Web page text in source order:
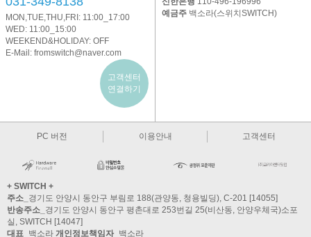
MON,TUE,THU,FRI: 11:00_17:00
WED: 11:00_15:00
WEEKEND&HOLIDAY: OFF
E-Mail: fromswitch@naver.com
고객센터
연결하기
예금주백소라(스위치SWITCH)
PC 버전 이용안내 고객센터
+ SWITCH +
주소_ 경기도 안양시 동안구 부림로 188(관양동, 청용빌딩), C-201 [14055]
반송주소_ 경기도 안양시 동안구 평촌대로 253번길 25(비산동, 안양우체국)소포
실, SWITCH [14047]
대표_ 백소라 개인정보책임자_ 백소라